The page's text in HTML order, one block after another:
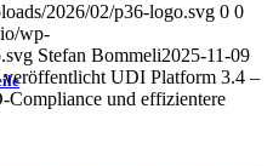
2026/02/p36-logo.svg 0 0
wp-
Stefan Bommeli2025-11-09
veröffentlicht UDI Platform 3.4 –
und effizientere